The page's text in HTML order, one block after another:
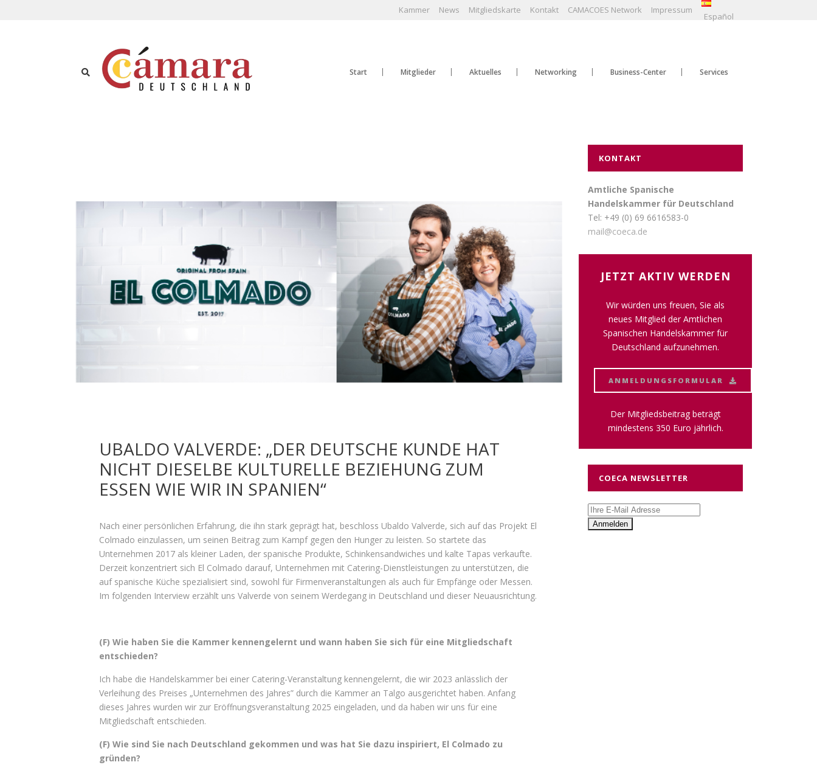
Kammer News Mitgliedskarte Kontakt CAMACOES Network Impressum
Español
Start Mitglieder Aktuelles Networking Business-Center Services
UBALDO VALVERDE: „DER DEUTSCHE KUNDE HAT
NICHT DIESELBE KULTURELLE BEZIEHUNG ZUM
ESSEN WIE WIR IN SPANIEN“
Nach einer persönlichen Erfahrung, die ihn stark geprägt hat, beschloss Ubaldo Valverde, sich auf das Projekt El
Colmado einzulassen, um seinen Beitrag zum Kampf gegen den Hunger zu leisten. So startete das
Unternehmen 2017 als kleiner Laden, der spanische Produkte, Schinkensandwiches und kalte Tapas verkaufte.
Derzeit konzentriert sich El Colmado darauf, Unternehmen mit Catering-Dienstleistungen zu unterstützen, die
auf spanische Küche spezialisiert sind, sowohl für Firmenveranstaltungen als auch für Empfänge oder Messen.
Im folgenden Interview erzählt uns Valverde von seinem Werdegang in Deutschland und dieser Neuausrichtung.
(F) Wie haben Sie die Kammer kennengelernt und wann haben Sie sich für eine Mitgliedschaft
entschieden?
Ich habe die Handelskammer bei einer Catering-Veranstaltung kennengelernt, die wir 2023 anlässlich der
Verleihung des Preises „Unternehmen des Jahres” durch die Kammer an Talgo ausgerichtet haben. Anfang
dieses Jahres wurden wir zur Eröffnungsveranstaltung 2025 eingeladen, und da haben wir uns für eine
Mitgliedschaft entschieden.
(F) Wie sind Sie nach Deutschland gekommen und was hat Sie dazu inspiriert, El Colmado zu
gründen?
KONTAKT
Amtliche Spanische
Handelskammer für Deutschland
Tel: +49 (0) 69 6616583-0
mail@coeca.de
JETZT AKTIV WERDEN
Wir würden uns freuen, Sie als
neues Mitglied der Amtlichen
Spanischen Handelskammer für
Deutschland aufzunehmen.
ANMELDUNGSFORMULAR
Der Mitgliedsbeitrag beträgt
mindestens 350 Euro jährlich.
COECA NEWSLETTER